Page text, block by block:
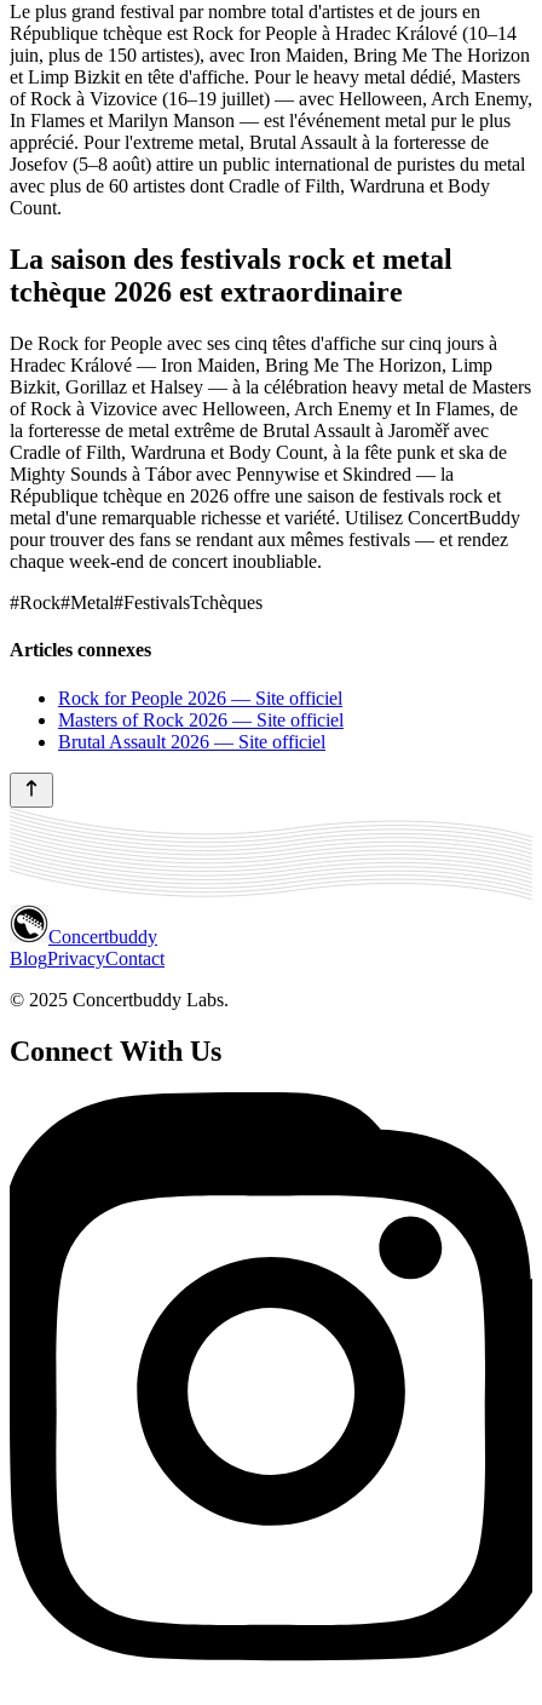
Le plus grand festival par nombre total d'artistes et de jours en
République tchèque est Rock for People à Hradec Králové (10–14
juin, plus de 150 artistes), avec Iron Maiden, Bring Me The Horizon
et Limp Bizkit en tête d'affiche. Pour le heavy metal dédié, Masters
of Rock à Vizovice (16–19 juillet) — avec Helloween, Arch Enemy,
In Flames et Marilyn Manson — est l'événement metal pur le plus
apprécié. Pour l'extreme metal, Brutal Assault à la forteresse de
Josefov (5–8 août) attire un public international de puristes du metal
avec plus de 60 artistes dont Cradle of Filth, Wardruna et Body
Count.
La saison des festivals rock et metal
tchèque 2026 est extraordinaire
De Rock for People avec ses cinq têtes d'affiche sur cinq jours à
Hradec Králové — Iron Maiden, Bring Me The Horizon, Limp
Bizkit, Gorillaz et Halsey — à la célébration heavy metal de Masters
of Rock à Vizovice avec Helloween, Arch Enemy et In Flames, de
la forteresse de metal extrême de Brutal Assault à Jaroměř avec
Cradle of Filth, Wardruna et Body Count, à la fête punk et ska de
Mighty Sounds à Tábor avec Pennywise et Skindred — la
République tchèque en 2026 offre une saison de festivals rock et
metal d'une remarquable richesse et variété. Utilisez ConcertBuddy
pour trouver des fans se rendant aux mêmes festivals — et rendez
chaque week-end de concert inoubliable.
#Rock#Metal#FestivalsTchèques
Articles connexes
Rock for People 2026 — Site officiel
Masters of Rock 2026 — Site officiel
Brutal Assault 2026 — Site officiel
Concertbuddy
BlogPrivacyContact
© 2025 Concertbuddy Labs.
Connect With Us